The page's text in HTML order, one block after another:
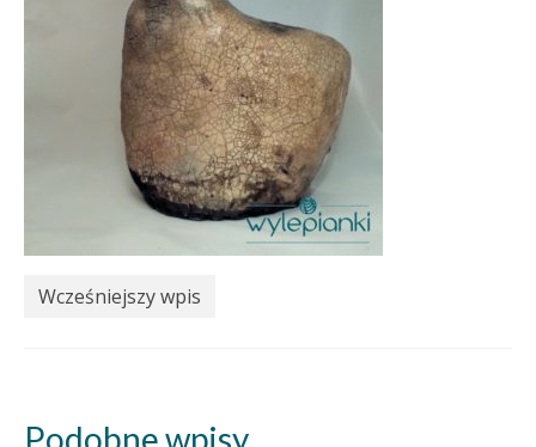
Wcześniejszy wpis
Podobne wpisy